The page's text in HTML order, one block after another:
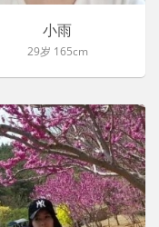
小雨
29岁 165cm